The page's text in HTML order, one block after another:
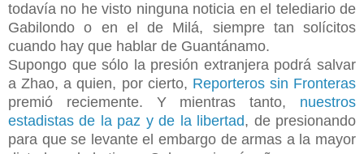
todavía no he visto ninguna noticia en el telediario de
Gabilondo o en el de Milá, siempre tan solícitos
cuando hay que hablar de Guantánamo.
Supongo que sólo la presión extranjera podrá salvar
a Zhao, a quien, por cierto, Reporteros sin Fronteras
premió reciemente. Y mientras tanto, nuestros
estadistas de la paz y de la libertad, de presionando
para que se levante el embargo de armas a la mayor